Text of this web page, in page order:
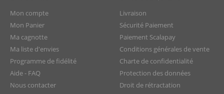
Mon compte
Mon Panier
Ma cagnotte
Ma liste d'envies
Programme de fidélité
Aide - FAQ
Nous contacter
Livraison
Sécurité Paiement
Paiement Scalapay
Conditions générales de vente
Charte de confidentialité
Protection des données
Droit de rétractation